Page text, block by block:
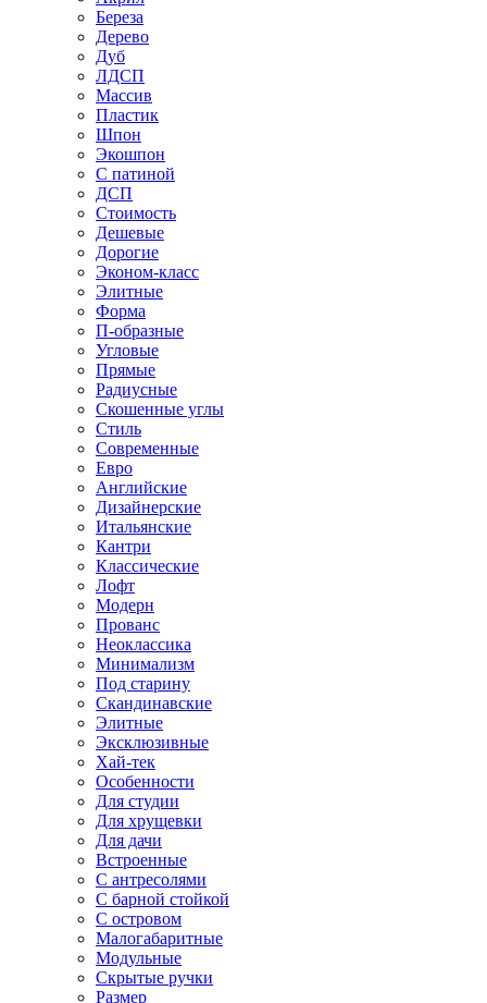
Береза
Дерево
Дуб
ЛДСП
Массив
Пластик
Шпон
Экошпон
С патиной
ДСП
Стоимость
Дешевые
Дорогие
Эконом-класс
Элитные
Форма
П-образные
Угловые
Прямые
Радиусные
Скошенные углы
Стиль
Современные
Евро
Английские
Дизайнерские
Итальянские
Кантри
Классические
Лофт
Модерн
Прованс
Неоклассика
Минимализм
Под старину
Скандинавские
Элитные
Эксклюзивные
Хай-тек
Особенности
Для студии
Для хрущевки
Для дачи
Встроенные
С антресолями
С барной стойкой
С островом
Малогабаритные
Модульные
Скрытые ручки
Размер